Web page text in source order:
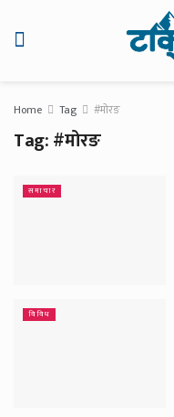
Home Tag #मोरङ
Tag:#मोरङ
समाचार
विविध